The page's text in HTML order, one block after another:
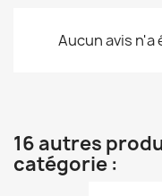
Aucun avis
16 autres
catégorie :